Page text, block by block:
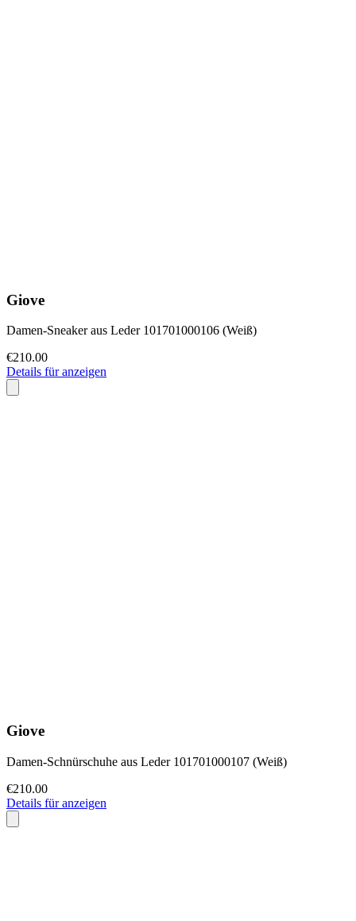
Giove
Damen-Sneaker aus Leder 101701000106 (Weiß)
€210.00
Details für anzeigen
Giove
Damen-Schnürschuhe aus Leder 101701000107 (Weiß)
€210.00
Details für anzeigen